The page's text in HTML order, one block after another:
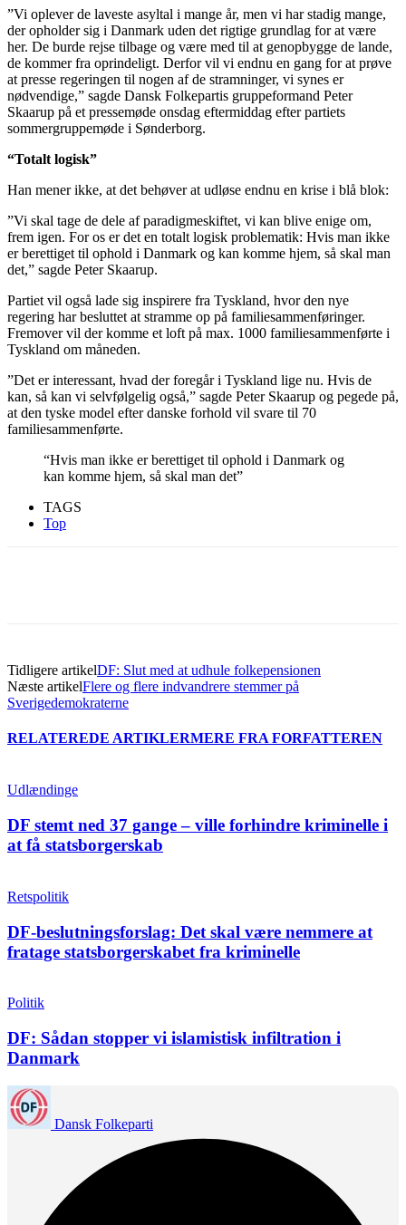
”Vi oplever de laveste asyltal i mange år, men vi har stadig mange,
der opholder sig i Danmark uden det rigtige grundlag for at være
her. De burde rejse tilbage og være med til at genopbygge de lande,
de kommer fra oprindeligt. Derfor vil vi endnu en gang for at prøve
at presse regeringen til nogen af de stramninger, vi synes er
nødvendige,” sagde Dansk Folkepartis gruppeformand Peter
Skaarup på et pressemøde onsdag eftermiddag efter partiets
sommergruppemøde i Sønderborg.
“Totalt logisk”
Han mener ikke, at det behøver at udløse endnu en krise i blå blok:
”Vi skal tage de dele af paradigmeskiftet, vi kan blive enige om,
frem igen. For os er det en totalt logisk problematik: Hvis man ikke
er berettiget til ophold i Danmark og kan komme hjem, så skal man
det,” sagde Peter Skaarup.
Partiet vil også lade sig inspirere fra Tyskland, hvor den nye
regering har besluttet at stramme op på familiesammenføringer.
Fremover vil der komme et loft på max. 1000 familiesammenførte i
Tyskland om måneden.
”Det er interessant, hvad der foregår i Tyskland lige nu. Hvis de
kan, så kan vi selvfølgelig også,” sagde Peter Skaarup og pegede på,
at den tyske model efter danske forhold vil svare til 70
familiesammenførte.
“Hvis man ikke er berettiget til ophold i Danmark og
kan komme hjem, så skal man det”
TAGS
Top
Tidligere artikelDF: Slut med at udhule folkepensionen
Næste artikelFlere og flere indvandrere stemmer på
Sverigedemokraterne
RELATEREDE ARTIKLERMERE FRA FORFATTEREN
Udlændinge
DF stemt ned 37 gange – ville forhindre kriminelle i
at få statsborgerskab
Retspolitik
DF-beslutningsforslag: Det skal være nemmere at
fratage statsborgerskabet fra kriminelle
Politik
DF: Sådan stopper vi islamistisk infiltration i
Danmark
Dansk Folkeparti